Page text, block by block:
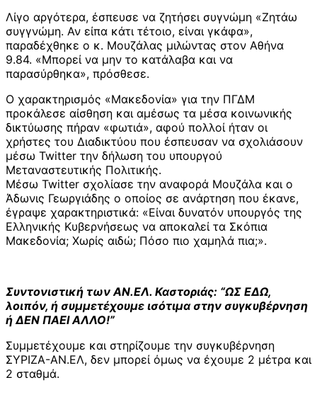
Λίγο αργότερα, έσπευσε να ζητήσει συγνώμη «Ζητάω
συγγνώμη. Αν είπα κάτι τέτοιο, είναι γκάφα»,
παραδέχθηκε ο κ. Μουζάλας μιλώντας στον Αθήνα
9.84. «Μπορεί να μην το κατάλαβα και να
παρασύρθηκα», πρόσθεσε.
Ο χαρακτηρισμός «Μακεδονία» για την ΠΓΔΜ
προκάλεσε αίσθηση και αμέσως τα μέσα κοινωνικής
δικτύωσης πήραν «φωτιά», αφού πολλοί ήταν οι
χρήστες του Διαδικτύου που έσπευσαν να σχολιάσουν
μέσω Twitter την δήλωση του υπουργού
Μεταναστευτικής Πολιτικής.
Μέσω Twitter σχολίασε την αναφορά Μουζάλα και ο
Άδωνις Γεωργιάδης ο οποίος σε ανάρτηση που έκανε,
έγραψε χαρακτηριστικά: «Είναι δυνατόν υπουργός της
Ελληνικής Κυβερνήσεως να αποκαλεί τα Σκόπια
Μακεδονία; Χωρίς αιδώ; Πόσο πιο χαμηλά πια;».
Συντονιστική των ΑΝ.ΕΛ. Καστοριάς: “ΩΣ ΕΔΩ,
λοιπόν, ή συμμετέχουμε ισότιμα στην συγκυβέρνηση
ή ΔΕΝ ΠΑΕΙ ΑΛΛΟ!”
Συμμετέχουμε και στηρίζουμε την συγκυβέρνηση
ΣΥΡΙΖΑ-ΑΝ.ΕΛ, δεν μπορεί όμως να έχουμε 2 μέτρα και
2 σταθμά.